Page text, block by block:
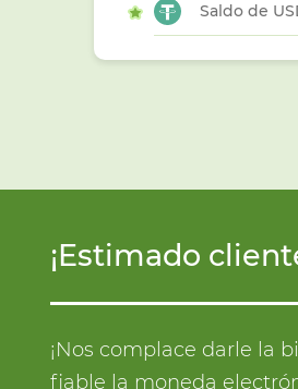
Saldo de
¡Estimado
¡Nos complace darle la
fiable la moneda